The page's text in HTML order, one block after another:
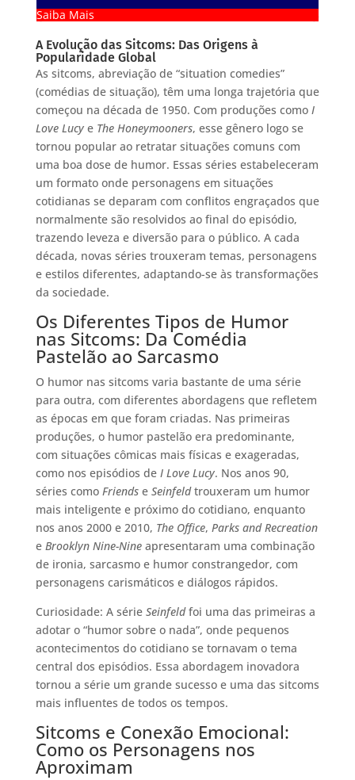
Saiba Mais
A Evolução das Sitcoms: Das Origens à
Popularidade Global
As sitcoms, abreviação de “situation comedies”
(comédias de situação), têm uma longa trajetória que
começou na década de 1950. Com produções como I
Love Lucye The Honeymooners, esse gênero logo se
tornou popular ao retratar situações comuns com
uma boa dose de humor. Essas séries estabeleceram
um formato onde personagens em situações
cotidianas se deparam com conflitos engraçados que
normalmente são resolvidos ao final do episódio,
trazendo leveza e diversão para o público. A cada
década, novas séries trouxeram temas, personagens
e estilos diferentes, adaptando-se às transformações
da sociedade.
Os Diferentes Tipos de Humor
nas Sitcoms: Da Comédia
Pastelão ao Sarcasmo
O humor nas sitcoms varia bastante de uma série
para outra, com diferentes abordagens que refletem
as épocas em que foram criadas. Nas primeiras
produções, o humor pastelão era predominante,
com situações cômicas mais físicas e exageradas,
como nos episódios de I Love Lucy. Nos anos 90,
séries como Friendse Seinfeldtrouxeram um humor
mais inteligente e próximo do cotidiano, enquanto
nos anos 2000 e 2010, The Office, Parks and Recreation
e Brooklyn Nine-Nineapresentaram uma combinação
de ironia, sarcasmo e humor constrangedor, com
personagens carismáticos e diálogos rápidos.
Curiosidade: A série Seinfeldfoi uma das primeiras a
adotar o “humor sobre o nada”, onde pequenos
acontecimentos do cotidiano se tornavam o tema
central dos episódios. Essa abordagem inovadora
tornou a série um grande sucesso e uma das sitcoms
mais influentes de todos os tempos.
Sitcoms e Conexão Emocional:
Como os Personagens nos
Aproximam